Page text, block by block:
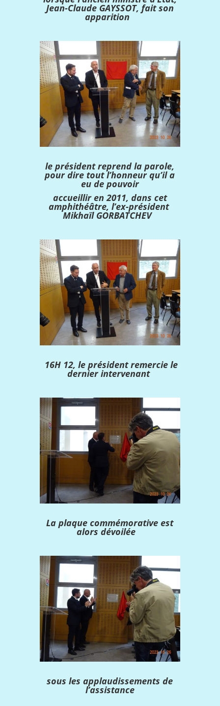
Jean-Claude GAYSSOT, fait son
apparition
le président reprend la parole,
pour dire tout l’honneur qu’il a
eu de pouvoir
accueillir en 2011, dans cet
amphithéâtre, l’ex-président
Mikhaïl GORBATCHEV
16H 12, le président remercie le
dernier intervenant
La plaque commémorative est
alors dévoilée
sous les applaudissements de
l’assistance